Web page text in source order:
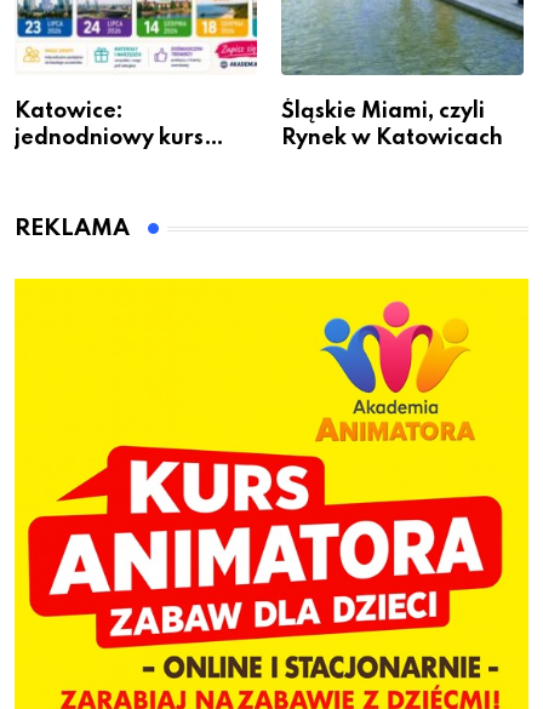
Katowice:
jednodniowy kurs
dzieci
Śląskie Miami, czyli
Rynek w Katowicach
REKLAMA